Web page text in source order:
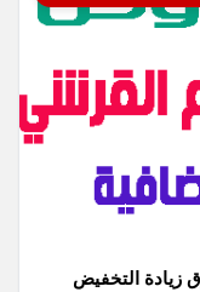
التخفيض